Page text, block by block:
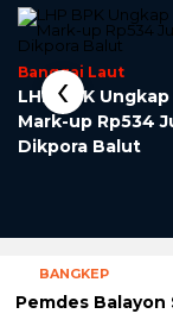
Banggai Laut
LHP BPK
Mark-up Rp534
Dikpora Balut
‹
BANGKEP
Pemdes Balayon